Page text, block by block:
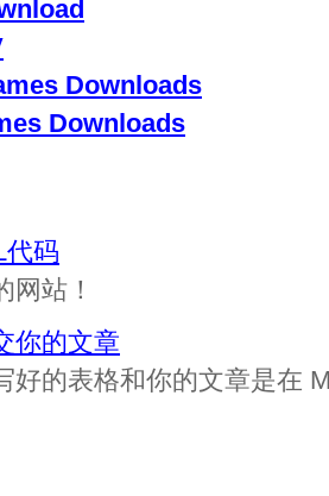
Downloads
Downloads
代码
网站！
你的文章
好的表格和你的文章是在